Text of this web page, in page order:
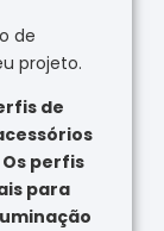
de
projeto.
de
Os perfis
para